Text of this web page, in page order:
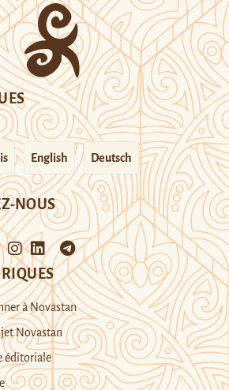
English Deutsch
NOUS
à Novastan
Novastan
éditoriale